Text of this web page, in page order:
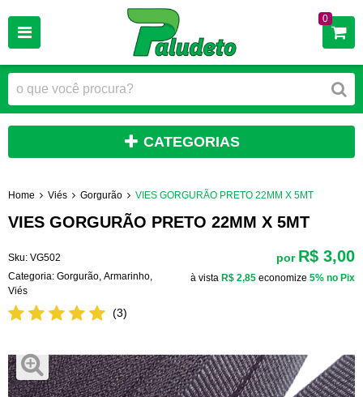
0
CATEGORIAS
Home Viés Gorgurão VIES GORGURÃO PRETO 22MM X 5MT
VIES GORGURÃO PRETO 22MM X 5MT
Sku: VG502
Categoria: Gorgurão Armarinho
Viés
(3)
por R$ 3,00
à vista R$ 2,85 economize 5% no Pix